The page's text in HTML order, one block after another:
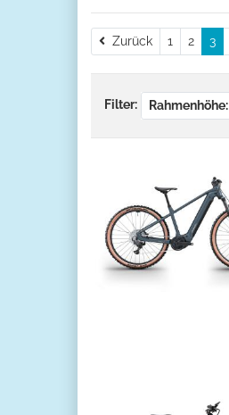
ZurückZurück
1 2 3
Filter: Rahmenhöhe: